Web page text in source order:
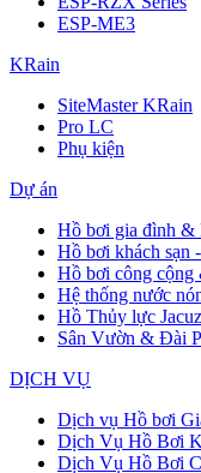
ESP-ME3
KRain
SiteMaster KRain
Pro LC
Phụ kiện
Dự án
Hồ bơi gia đình &
Hồ bơi khách sạn
Hồ bơi công
Hệ thống nước
Hồ Thủy lực
Sân Vườn & Đài
DỊCH VỤ
Dịch vụ Hồ bơi
Dịch Vụ Hồ Bơi
Dịch Vụ Hồ Bơi